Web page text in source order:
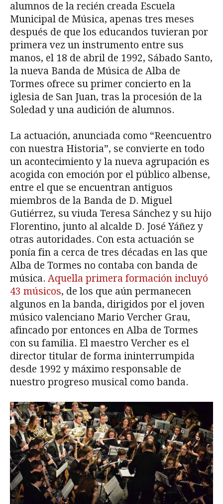
alumnos de la recién creada Escuela
Municipal de Música, apenas tres meses
después de que los educandos tuvieran por
primera vez un instrumento entre sus
manos, el 18 de abril de 1992, Sábado Santo,
la nueva Banda de Música de Alba de
Tormes ofrece su primer concierto en la
iglesia de San Juan, tras la procesión de la
Soledad y una audición de alumnos.
La actuación, anunciada como “Reencuentro
con nuestra Historia”, se convierte en todo
un acontecimiento y la nueva agrupación es
acogida con emoción por el público albense,
entre el que se encuentran antiguos
miembros de la Banda de D. Miguel
Gutiérrez, su viuda Teresa Sánchez y su hijo
Florentino, junto al alcalde D. José Yáñez y
otras autoridades. Con esta actuación se
ponía fin a cerca de tres décadas en las que
Alba de Tormes no contaba con banda de
música. Aquella primera formación incluyó
43 músicos, de los que aún permanecen
algunos en la banda, dirigidos por el joven
músico valenciano Mario Vercher Grau,
afincado por entonces en Alba de Tormes
con su familia. El maestro Vercher es el
director titular de forma ininterrumpida
desde 1992 y máximo responsable de
nuestro progreso musical como banda.